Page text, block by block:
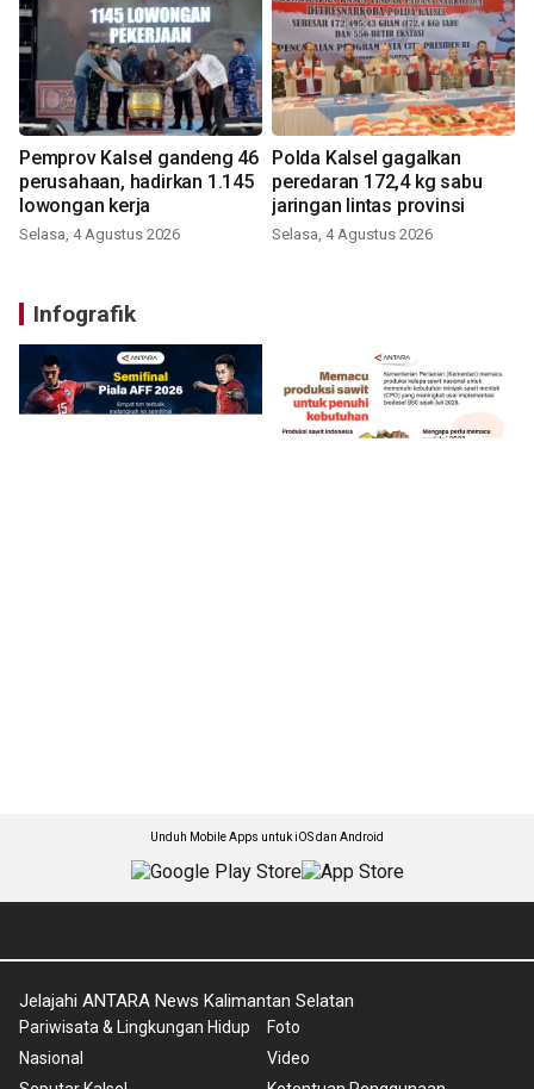
Pemprov Kalsel gandeng 46
perusahaan, hadirkan 1.145
lowongan kerja
Selasa, 4 Agustus 2026
Polda Kalsel gagalkan
peredaran 172,4 kg sabu
jaringan lintas provinsi
Selasa, 4 Agustus 2026
Infografik
Unduh Mobile Apps untuk iOS dan Android
Jelajahi ANTARA News Kalimantan Selatan
Pariwisata & Lingkungan Hidup
Nasional
Foto
Video